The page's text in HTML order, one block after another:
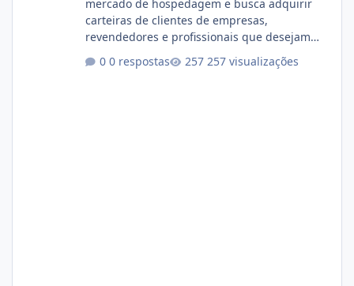
mercado de hospedagem e busca adquirir
carteiras de clientes de empresas,
revendedores e profissionais que desejam
operação. Se você possui clientes ativos de
0 respostas 257 visualizações